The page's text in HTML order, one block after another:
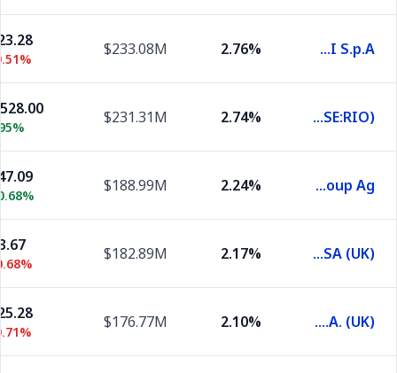
ENI S.p.A.
2.76%
$233.08M
Rio Tinto (LSE:RIO)
2.74%
$231.31M
Mercedes-Benz Group Ag
2.24%
$188.99M
Telefonica SA (UK)
2.17%
$182.89M
Repsol S.A. (UK)
2.10%
$176.77M